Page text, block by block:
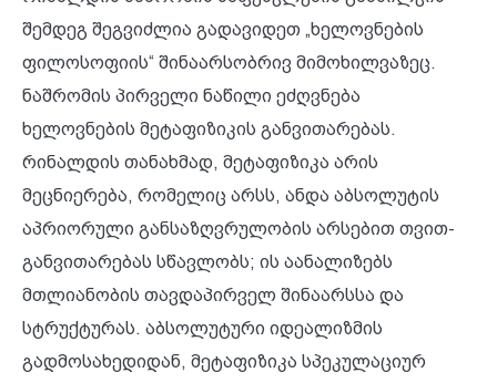
შემდეგ შეგვიძლია გადავიდეთ „ხელოვნების
ფილოსოფიის“ შინაარსობრივ მიმოხილვაზეც.
ნაშრომის პირველი ნაწილი ეძღვნება
ხელოვნების მეტაფიზიკის განვითარებას.
რინალდის თანახმად, მეტაფიზიკა არის
მეცნიერება, რომელიც არსს, ანდა აბსოლუტის
აპრიორული განსაზღვრულობის არსებით თვით-
განვითარებას სწავლობს; ის აანალიზებს
მთლიანობის თავდაპირველ შინაარსსა და
სტრუქტურას. აბსოლუტური იდეალიზმის
გადმოსახედიდან, მეტაფიზიკა სპეკულაციურ